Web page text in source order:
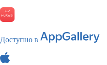
Доступно в